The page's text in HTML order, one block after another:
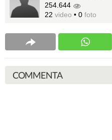
254.644
22 video • 0 foto
COMMENTA